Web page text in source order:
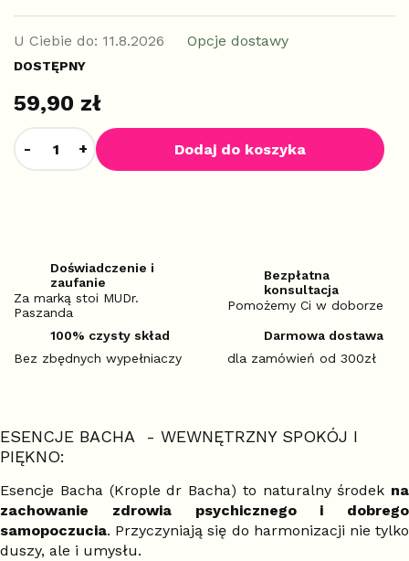
59,90 zł
DOSTĘPNY
U Ciebie do: 11.8.2026 Opcje dostawy
Dodaj do koszyka
Doświadczenie i
zaufanie
Za marką stoi MUDr.
Paszanda
Bezpłatna
konsultacja
Pomożemy Ci w doborze
100% czysty skład
Bez zbędnych wypełniaczy
Darmowa dostawa
dla zamówień od 300zł
ESENCJE BACHA - WEWNĘTRZNY SPOKÓJ I
PIĘKNO:
Esencje Bacha (Krople dr Bacha) to naturalny środek na
zachowanie zdrowia psychicznego i dobrego
samopoczucia. Przyczyniają się do harmonizacji nie tylko
duszy, ale i umysłu.